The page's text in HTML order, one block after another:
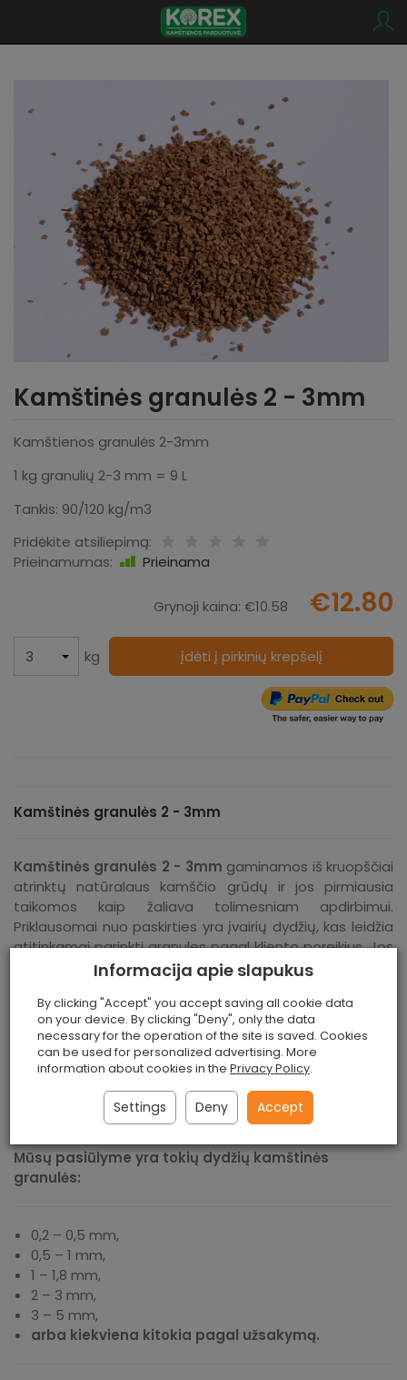
Kamštinės granulės 2 - 3mm
Kamštienos granulės 2-3mm
1 kg granulių 2-3 mm = 9 L
Tankis: 90/120 kg/m3
Pridėkite atsiliepimą:
Prieinamumas:
Prieinama
Grynoji kaina: €10.58 €12.80
kg įdėti į pirkinių krepšelį
Kamštinės granulės 2 - 3mm
Kamštinės granulės 2 - 3mm gaminamos iš kruopščiai
atrinktų natūralaus kamščio grūdų ir jos pirmiausia
taikomos kaip žaliava tolimesniam apdirbimui.
Priklausomai nuo paskirties yra įvairių dydžių, kas leidžia
atitinkamai parinkti granules pagal kliento poreikius. Jos
plačiai naudojamas įvairiose srityse, pvz.:
kaip žaliava kamštinių medžiagų gamybai, tokių kaip
kamštinės ritiniai, kamštinės plytos ir t.t.,
stiklo pramonėje,
kaip izoliatorius,
kaip betono priedas.
Mūsų pasiūlyme yra tokių dydžių kamštinės
granulės:
0,2 – 0,5 mm,
0,5 – 1 mm,
1 – 1,8 mm,
2 – 3 mm,
3 – 5 mm,
arba kiekviena kitokia pagal užsakymą.
Informacija apie slapukus
By clicking "Accept" you accept saving all cookie data
on your device. By clicking "Deny", only the data
necessary for the operation of the site is saved. Cookies
can be used for personalized advertising. More
information about cookies in the Privacy Policy.
Settings Deny Accept